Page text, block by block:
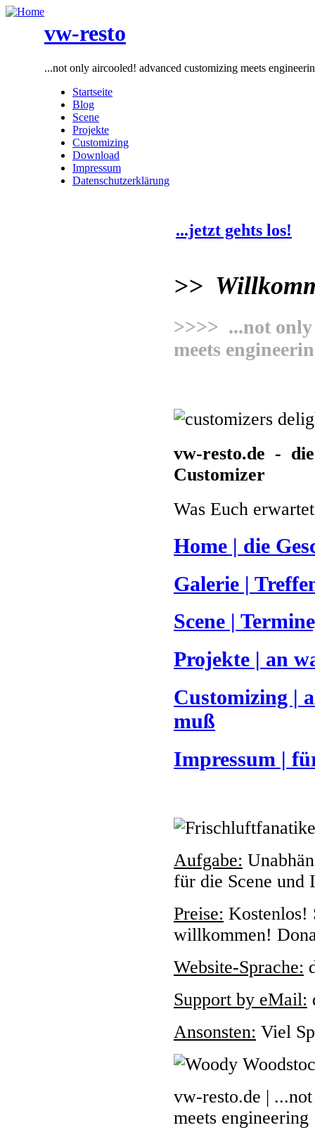
vw-resto
...not only aircooled! advanced customizing meets
Startseite
Blog
Scene
Projekte
Customizing
Download
Impressum
Datenschutzerklärung
...jetzt gehts los!
>>
>>>> ...not only
meets
vw-resto.de - die
Customizer
Was Euch
Home | die
Galerie |
Scene |
Projekte | an
Customizing |
muß
Impressum |
Aufgabe:
für die Scene und
Preise: Kostenlos!
willkommen!
Website-Sprache:
Support by eMail:
Ansonsten: Viel
vw-resto.de |
meets engineering